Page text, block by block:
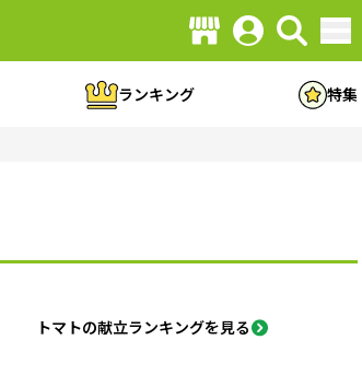
ランキング 特集
トマトの献立ランキングを見る